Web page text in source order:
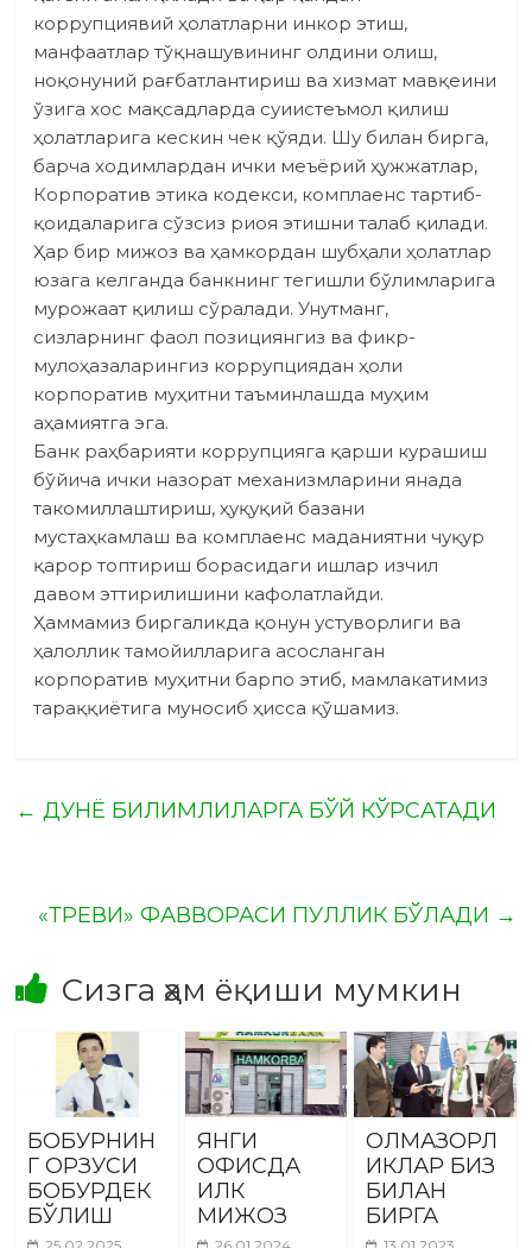
коррупциявий ҳолатларни инкор этиш,
манфаатлар тўқнашувининг олдини олиш,
ноқонуний рағбатлантириш ва хизмат мавқеини
ўзига хос мақсадларда суиистеъмол қилиш
ҳолатларига кескин чек қўяди. Шу билан бирга,
барча ходимлардан ички меъёрий ҳужжатлар,
Корпоратив этика кодекси, комплаенс тартиб-
қоидаларига сўзсиз риоя этишни талаб қилади.
Ҳар бир мижоз ва ҳамкордан шубҳали ҳолатлар
юзага келганда банкнинг тегишли бўлимларига
мурожаат қилиш сўралади. Унутманг,
сизларнинг фаол позициянгиз ва фикр-
мулоҳазаларингиз коррупциядан ҳоли
корпоратив муҳитни таъминлашда муҳим
аҳамиятга эга.
Банк раҳбарияти коррупцияга қарши курашиш
бўйича ички назорат механизмларини янада
такомиллаштириш, ҳуқуқий базани
мустаҳкамлаш ва комплаенс маданиятни чуқур
қарор топтириш борасидаги ишлар изчил
давом эттирилишини кафолатлайди.
Ҳаммамиз биргаликда қонун устуворлиги ва
ҳалоллик тамо­йилларига асосланган
корпоратив муҳитни барпо этиб, мамлакатимиз
тараққиётига муносиб ҳисса қўшамиз.
← ДУНЁ БИЛИМЛИЛАРГА БЎЙ КЎРСАТАДИ
«ТРЕВИ» ФАВВОРАСИ ПУЛЛИК БЎЛАДИ →
Сизга ҳам ёқиши мумкин
БОБУРНИН
Г ОРЗУСИ
БОБУРДЕК
БЎЛИШ
ЯНГИ
ОФИСДА
ИЛК
МИЖОЗ
ОЛМАЗОРЛ
ИКЛАР БИЗ
БИЛАН
БИРГА